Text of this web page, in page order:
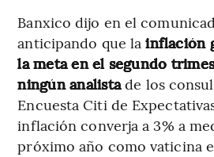
Banxico dijo en el
anticipando que lainflación
la meta en el segundo
ningún analistade los
Encuesta Citi de
inflación converja a 3% a
próximo año como vaticina